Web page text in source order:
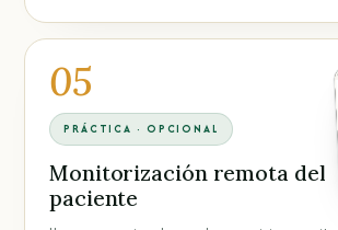
05
PRÁCTICA · OPCIONAL
Monitorización remota del
paciente